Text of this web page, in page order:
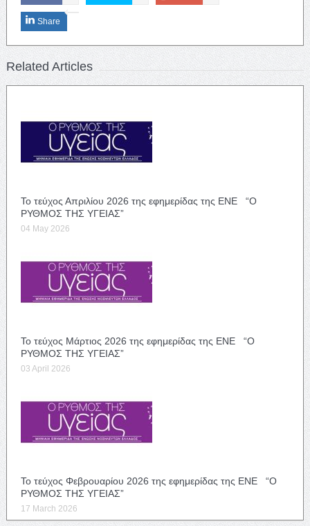
Share
Related Articles
Το τεύχος Απριλίου 2026 της εφημερίδας της ΕΝΕ “Ο
ΡΥΘΜΟΣ ΤΗΣ ΥΓΕΙΑΣ”
04 May 2026
Το τεύχος Μάρτιος 2026 της εφημερίδας της ΕΝΕ “Ο
ΡΥΘΜΟΣ ΤΗΣ ΥΓΕΙΑΣ”
03 April 2026
Το τεύχος Φεβρουαρίου 2026 της εφημερίδας της ΕΝΕ “Ο
ΡΥΘΜΟΣ ΤΗΣ ΥΓΕΙΑΣ”
17 March 2026